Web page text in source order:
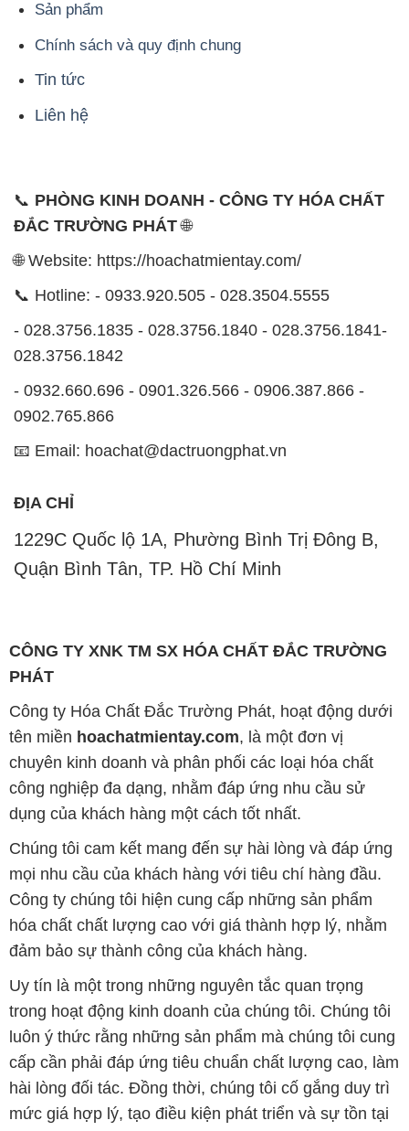
Sản phẩm
Chính sách và quy định chung
Tin tức
Liên hệ
📞 PHÒNG KINH DOANH - CÔNG TY HÓA CHẤT
ĐẮC TRƯỜNG PHÁT🌐
🌐 Website: https://hoachatmientay.com/
📞 Hotline: - 0933.920.505 - 028.3504.5555
- 028.3756.1835 - 028.3756.1840 - 028.3756.1841-
028.3756.1842
- 0932.660.696 - 0901.326.566 - 0906.387.866 -
0902.765.866
📧 Email: hoachat@dactruongphat.vn
ĐỊA CHỈ
1229C Quốc lộ 1A, Phường Bình Trị Đông B,
Quận Bình Tân, TP. Hồ Chí Minh
CÔNG TY XNK TM SX HÓA CHẤT ĐẮC TRƯỜNG
PHÁT
Công ty Hóa Chất Đắc Trường Phát, hoạt động dưới
tên miền hoachatmientay.com, là một đơn vị
chuyên kinh doanh và phân phối các loại hóa chất
công nghiệp đa dạng, nhằm đáp ứng nhu cầu sử
dụng của khách hàng một cách tốt nhất.
Chúng tôi cam kết mang đến sự hài lòng và đáp ứng
mọi nhu cầu của khách hàng với tiêu chí hàng đầu.
Công ty chúng tôi hiện cung cấp những sản phẩm
hóa chất chất lượng cao với giá thành hợp lý, nhằm
đảm bảo sự thành công của khách hàng.
Uy tín là một trong những nguyên tắc quan trọng
trong hoạt động kinh doanh của chúng tôi. Chúng tôi
luôn ý thức rằng những sản phẩm mà chúng tôi cung
cấp cần phải đáp ứng tiêu chuẩn chất lượng cao, làm
hài lòng đối tác. Đồng thời, chúng tôi cố gắng duy trì
mức giá hợp lý, tạo điều kiện phát triển và sự tồn tại